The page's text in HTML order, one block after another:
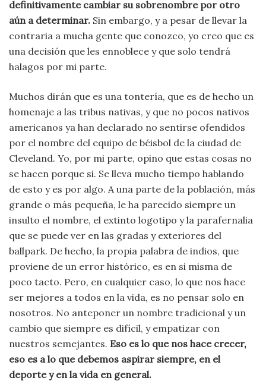
definitivamente cambiar su sobrenombre por otro
aún a determinar. Sin embargo, y a pesar de llevar la
contraria a mucha gente que conozco, yo creo que es
una decisión que les ennoblece y que solo tendrá
halagos por mi parte.
Muchos dirán que es una tontería, que es de hecho un
homenaje a las tribus nativas, y que no pocos nativos
americanos ya han declarado no sentirse ofendidos
por el nombre del equipo de béisbol de la ciudad de
Cleveland. Yo, por mi parte, opino que estas cosas no
se hacen porque si. Se lleva mucho tiempo hablando
de esto y es por algo. A una parte de la población, más
grande o más pequeña, le ha parecido siempre un
insulto el nombre, el extinto logotipo y la parafernalia
que se puede ver en las gradas y exteriores del
ballpark. De hecho, la propia palabra de indios, que
proviene de un error histórico, es en si misma de
poco tacto. Pero, en cualquier caso, lo que nos hace
ser mejores a todos en la vida, es no pensar solo en
nosotros. No anteponer un nombre tradicional y un
cambio que siempre es difícil, y empatizar con
nuestros semejantes. Eso es lo que nos hace crecer,
eso es a lo que debemos aspirar siempre, en el
deporte y en la vida en general.